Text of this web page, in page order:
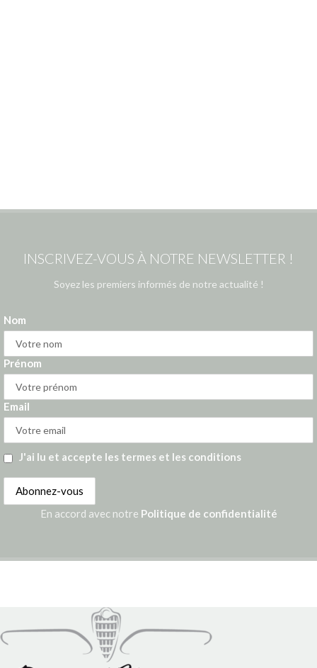
INSCRIVEZ-VOUS À NOTRE NEWSLETTER !
Soyez les premiers informés de notre actualité !
Nom
Prénom
Email
J'ai lu et accepte les termes et les conditions
En accord avec notre Politique de confidentialité